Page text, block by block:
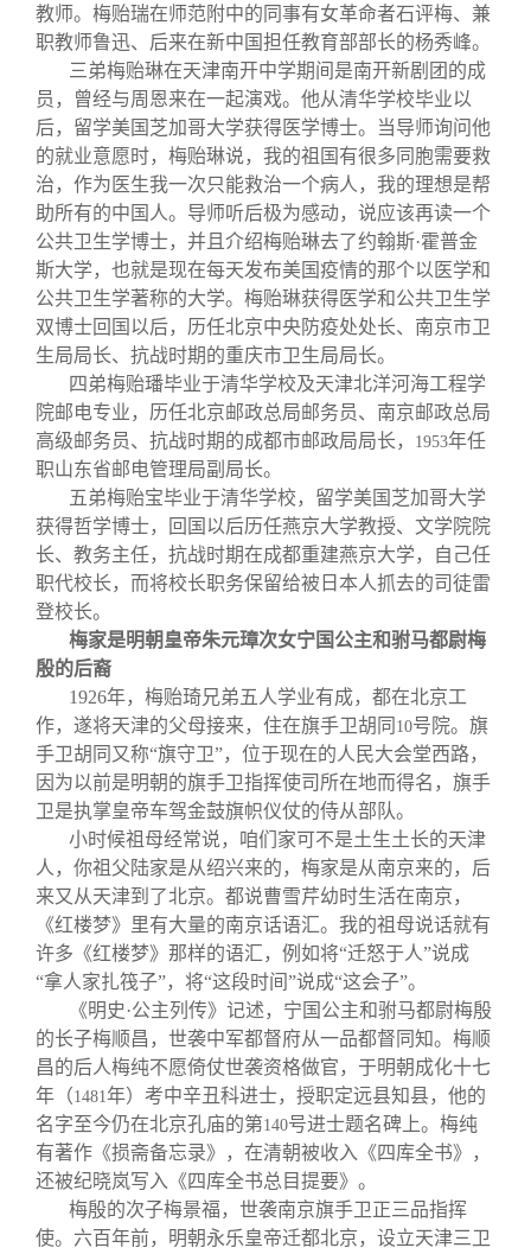
教师。梅贻瑞在师范附中的同事有女革命者石评梅、兼
职教师鲁迅、后来在新中国担任教育部部长的杨秀峰。
三弟梅贻琳在天津南开中学期间是南开新剧团的成
员，曾经与周恩来在一起演戏。他从清华学校毕业以
后，留学美国芝加哥大学获得医学博士。当导师询问他
的就业意愿时，梅贻琳说，我的祖国有很多同胞需要救
治，作为医生我一次只能救治一个病人，我的理想是帮
助所有的中国人。导师听后极为感动，说应该再读一个
公共卫生学博士，并且介绍梅贻琳去了约翰斯·霍普金
斯大学，也就是现在每天发布美国疫情的那个以医学和
公共卫生学著称的大学。梅贻琳获得医学和公共卫生学
双博士回国以后，历任北京中央防疫处处长、南京市卫
生局局长、抗战时期的重庆市卫生局局长。
四弟梅贻璠毕业于清华学校及天津北洋河海工程学
院邮电专业，历任北京邮政总局邮务员、南京邮政总局
高级邮务员、抗战时期的成都市邮政局局长，
1953年任
职山东省邮电管理局副局长。
五弟梅贻宝毕业于清华学校，留学美国芝加哥大学
获得哲学博士，回国以后历任燕京大学教授、文学院院
长、教务主任，抗战时期在成都重建燕京大学，自己任
职代校长，而将校长职务保留给被日本人抓去的司徒雷
登校长。
梅家是明朝皇帝朱元璋次女宁国公主和驸马都尉梅
殷的后裔
1926年，梅贻琦兄弟五人学业有成，都在北京工
作，遂将天津的父母接来，住在旗手卫胡同 10号院。旗
手卫胡同又称“旗守卫”，位于现在的人民大会堂西路，
因为以前是明朝的旗手卫指挥使司所在地而得名，旗手
卫是执掌皇帝车驾金鼓旗帜仪仗的侍从部队。
小时候祖母经常说，咱们家可不是土生土长的天津
人，你祖父陆家是从绍兴来的，梅家是从南京来的，后
来又从天津到了北京。都说曹雪芹幼时生活在南京，
《红楼梦》里有大量的南京话语汇。我的祖母说话就有
许多《红楼梦》那样的语汇，例如将“迁怒于人”说成
“拿人家扎筏子”，将“这段时间”说成“这会子”。
《明史·公主列传》记述，宁国公主和驸马都尉梅殷
的长子梅顺昌，世袭中军都督府从一品都督同知。梅顺
昌的后人梅纯不愿倚仗世袭资格做官，于明朝成化十七
年（1481 年）考中辛丑科进士，授职定远县知县，他的
名字至今仍在北京孔庙的第140号进士题名碑上。梅纯
有著作《损斋备忘录》，在清朝被收入《四库全书》，
还被纪晓岚写入《四库全书总目提要》。
梅殷的次子梅景福，世袭南京旗手卫正三品指挥
使。六百年前，明朝永乐皇帝迁都北京，设立天津三卫